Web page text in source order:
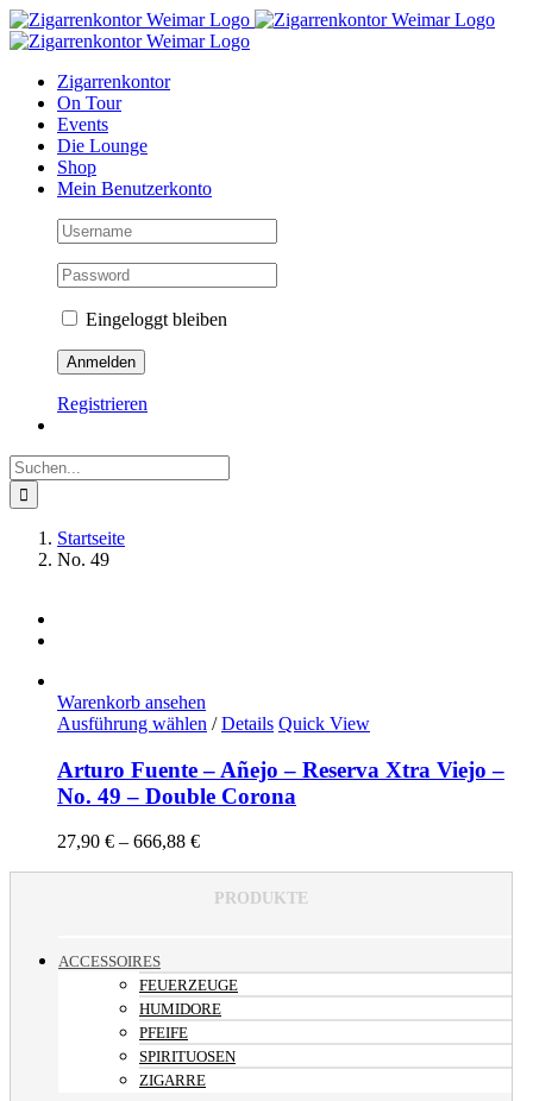
Zum
Inhalt
Zigarrenkontor
On Tour
Events
Die Lounge
Shop
Mein Benutzerkonto
Eingeloggt bleiben
Registrieren
Suche
nach:
Startseite
No. 49
Warenkorb ansehen
Ausführung wählen Dieses
weist
mehrere
Varianten
Optionen
können
gewählt
werden
/ Details Quick View
Arturo Fuente – Añejo – Reserva Xtra Viejo –
No. 49 – Double Corona
27,90 € – 666,88 €
PRODUKTE
ACCESSOIRES
FEUERZEUGE
HUMIDORE
PFEIFE
SPIRITUOSEN
ZIGARRE